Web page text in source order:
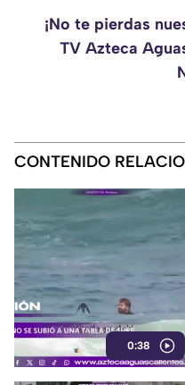
¡No te pierdas
TV Azteca
CONTENIDO
0:38